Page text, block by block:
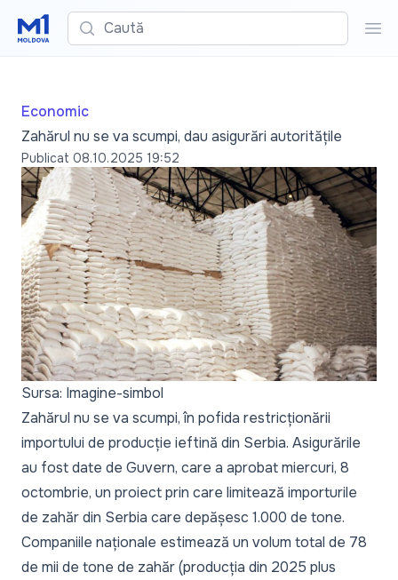
Caută
Economic
Zahărul nu se va scumpi, dau asigurări autoritățile
Publicat 08.10.2025 19:52
Sursa: Imagine-simbol
Zahărul nu se va scumpi, în pofida restricționării
importului de producție ieftină din Serbia. Asigurările
au fost date de Guvern, care a aprobat miercuri, 8
octombrie, un proiect prin care limitează importurile
de zahăr din Serbia care depășesc 1.000 de tone.
Companiile naționale estimează un volum total de 78
de mii de tone de zahăr (producția din 2025 plus